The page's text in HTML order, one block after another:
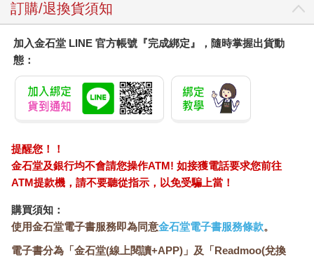
訂購/退換貨須知
加入金石堂 LINE 官方帳號『完成綁定』，隨時掌握出貨動
態：
提醒您！！
金石堂及銀行均不會請您操作ATM! 如接獲電話要求您前往
ATM提款機，請不要聽從指示，以免受騙上當！
購買須知：
使用金石堂電子書服務即為同意金石堂電子書服務條款。
電子書分為「金石堂(線上閱讀+APP)」及「Readmoo(兌換